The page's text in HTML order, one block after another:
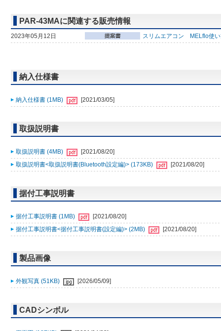
PAR-43MAに関連する販売情報
2023年05月12日 スリムエアコン MELflo使
納入仕様書
納入仕様書 (1MB) [2021/03/05]
取扱説明書
取扱説明書 (4MB)
[2021/08/20]
取扱説明書<取扱説明書(Bluetooth設定編)> (173KB)
[2021/08/20]
据付工事説明書
据付工事説明書 (1MB)
[2021/08/20]
据付工事説明書<据付工事説明書(設定編)> (2MB)
[2021/08/20]
製品画像
外観写真 (51KB) [2026/05/09]
CADシンボル